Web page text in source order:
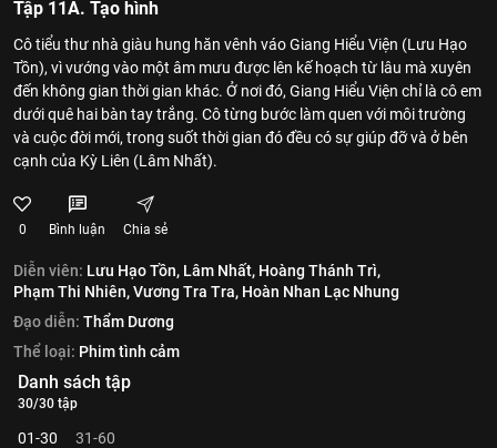
Tập 11A. Tạo hình
Cô tiểu thư nhà giàu hung hăn vênh váo Giang Hiểu Viện (Lưu Hạo
Tồn), vì vướng vào một âm mưu được lên kế hoạch từ lâu mà xuyên
đến không gian thời gian khác. Ở nơi đó, Giang Hiểu Viện chỉ là cô em
dưới quê hai bàn tay trắng. Cô từng bước làm quen với môi trường
và cuộc đời mới, trong suốt thời gian đó đều có sự giúp đỡ và ở bên
cạnh của Kỳ Liên (Lâm Nhất).
0 Bình luận Chia sẻ
Diễn viên: Lưu Hạo Tồn, Lâm Nhất, Hoàng Thánh Trì,
Phạm Thi Nhiên,Vương Tra Tra, Hoàn Nhan Lạc Nhung
Đạo diễn: Thẩm Dương
Thể loại: Phim tình cảm
Danh sách tập
30/30 tập
01-30 31-60